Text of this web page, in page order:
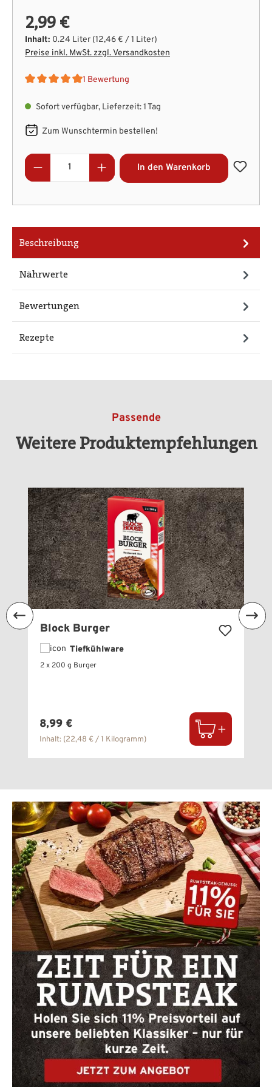
2,99 €
Inhalt: 0.24 Liter (12,46 € / 1 Liter)
Preise inkl. MwSt. zzgl. Versandkosten
1 Bewertung
Sofort verfügbar, Lieferzeit: 1 Tag
Zum Wunschtermin bestellen!
Produkt Anzahl: Gib den gewünschten
In den Warenkorb
Beschreibung
Nährwerte
Bewertungen
Rezepte
Passende
Weitere Produktempfehlungen
Block Burger
Tiefkühlware
2 x 200 g Burger
Regulärer Preis:
8,99 €
Inhalt: (22,48 € / 1 Kilogramm)